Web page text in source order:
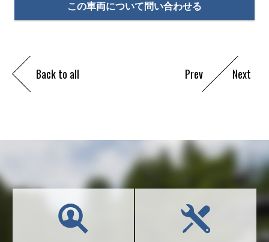
この車両について問い合わせる
Back to all Prev Next